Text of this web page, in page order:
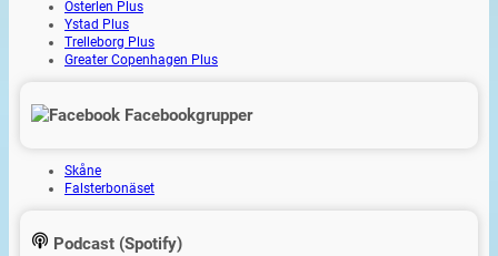
Österlen Plus
Ystad Plus
Trelleborg Plus
Greater Copenhagen Plus
Facebookgrupper
Skåne
Falsterbonäset
Podcast (Spotify)